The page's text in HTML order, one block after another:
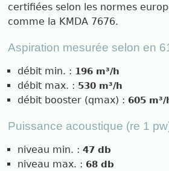
certifiées selon les normes
comme la KMDA 7676.
Aspiration mesurée selon en
débit min. : 196 m³/h
débit max. : 530 m³/h
débit booster (qmax) : 605 m³/
Puissance acoustique (re 1
niveau min. :47 db
niveau max. : 68 db